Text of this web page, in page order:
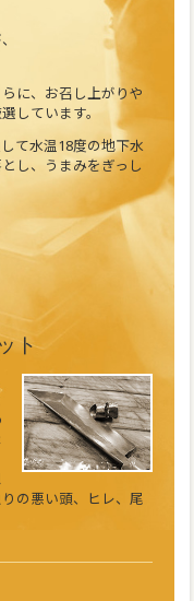
に、お召し上がりや
しています。
て水温18度の地下水
し、うまみをぎっし
ト
の悪い頭、ヒレ、尾